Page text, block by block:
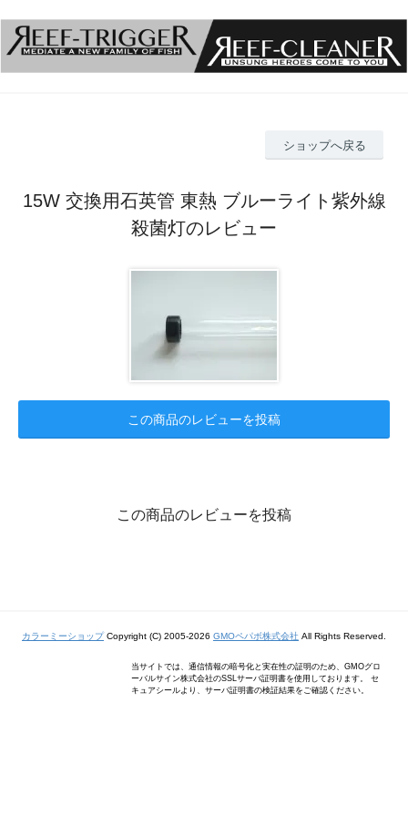
ショップへ戻る
15W 交換用石英管 東熱 ブルーライト紫外線
殺菌灯のレビュー
この商品のレビューを投稿
この商品のレビューを投稿
カラーミーショップ Copyright (C) 2005-2026 GMOペパボ株式会社 All Rights Reserved.
当サイトでは、通信情報の暗号化と実在性の証明のため、GMOグロ
ーバルサイン株式会社のSSLサーバ証明書を使用しております。 セ
キュアシールより、サーバ証明書の検証結果をご確認ください。